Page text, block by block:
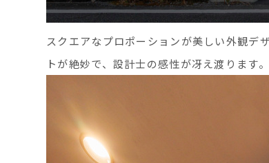
スクエアなプロポーションが美しい外観デ
トが絶妙で、設計士の感性が冴え渡ります。